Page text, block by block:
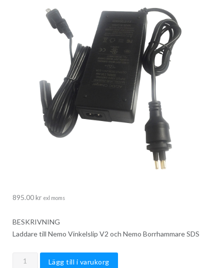
895.00kr exl moms
BESKRIVNING
Laddare till Nemo Vinkelslip V2 och Nemo Borrhammare SDS
Nemo
Lägg till i varukorg